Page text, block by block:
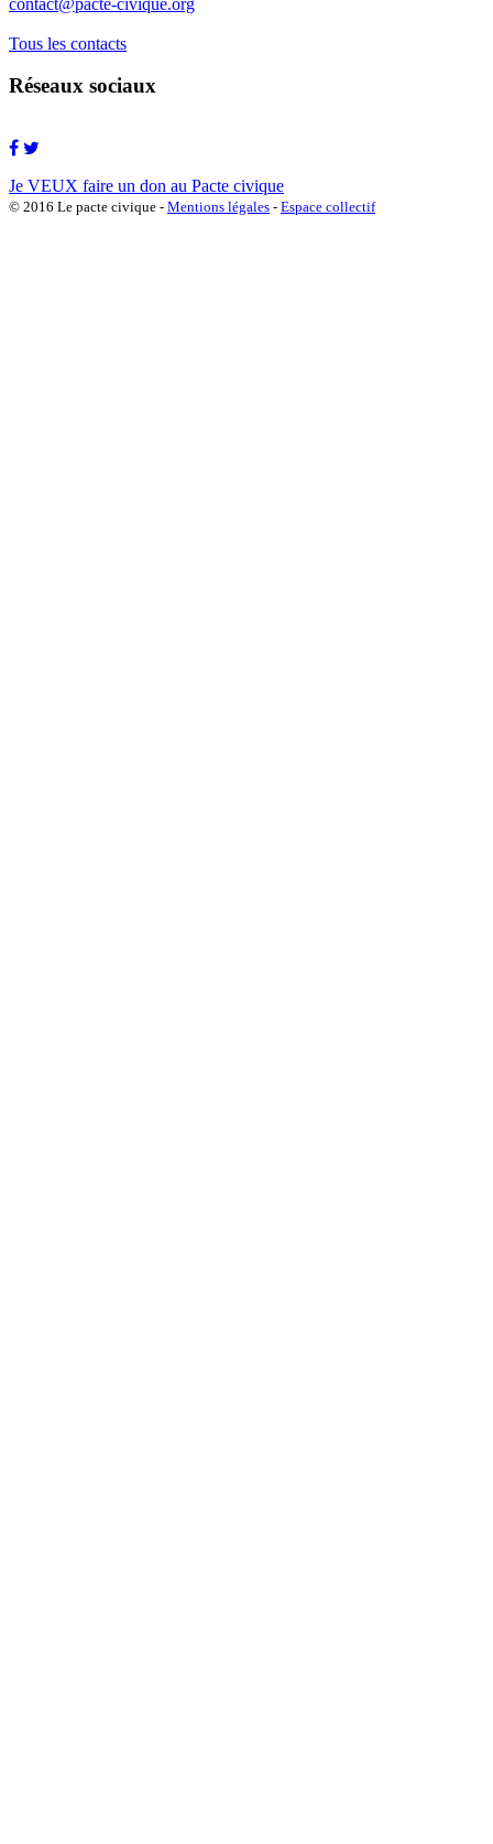
Tous les contacts
Réseaux sociaux
Je VEUX faire un don au Pacte civique
© 2016 Le pacte civique - Mentions légales - Espace collectif